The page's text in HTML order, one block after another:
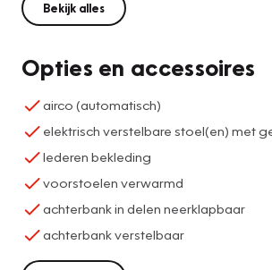
Bekijk alles
Opties en accessoires
airco (automatisch)
elektrisch verstelbare stoel(en) met
lederen bekleding
voorstoelen verwarmd
achterbank in delen neerklapbaar
achterbank verstelbaar